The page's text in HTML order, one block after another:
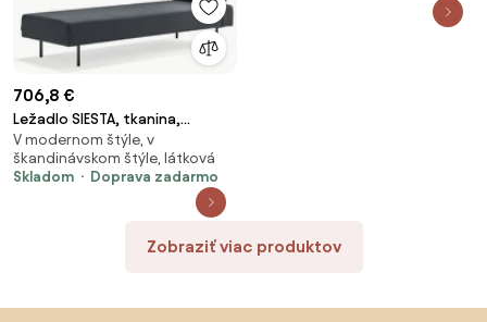
706,8 €
Ležadlo SIESTA, tkanina,
antracit
V modernom štýle, v
škandinávskom štýle, látková
Skladom
Doprava zadarmo
Zobraziť viac produktov